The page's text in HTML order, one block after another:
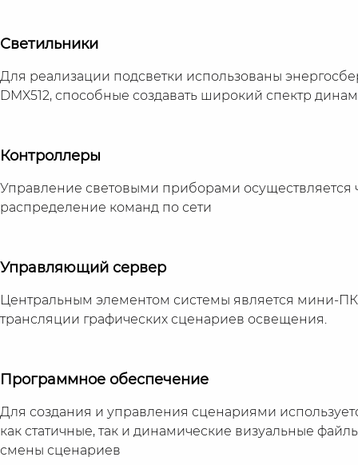
Светильники
Для реализации подсветки использованы
DMX512, способные создавать широкий спектр
Контроллеры
Управление световыми приборами осуществляется
распределение команд по сети
Управляющий сервер
Центральным элементом системы является мини-
трансляции графических сценариев освещения.
Программное обеспечение
Для создания и управления сценариями
как статичные, так и динамические визуальные
смены сценариев